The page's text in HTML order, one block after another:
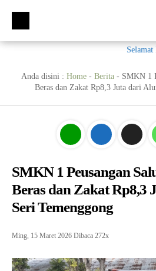
Kompetensi Keahlian
Bisnis Daring dan Pemasaran (BDB)
Otomatisasi dan Tata Kelola
Video
Kumpulan Soal
OTKP
Multimedia
Humas
BKK
LSP
E-Rapor
PPDB
Selamat
Anda disini : Home - Berita - SMKN 1
Beras dan Zakat Rp8,3 Juta dari
SMKN 1 Peusangan
Beras dan Zakat Rp8,3
Seri Temenggong
Ming, 15 Maret 2026 Dibaca 272x